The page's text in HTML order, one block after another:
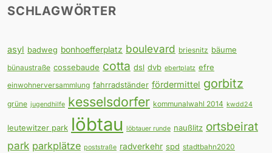
SCHLAGWÖRTER
asyl badweg bonhoefferplatz boulevard briesnitz bäume
bünaustraße cossebaude cotta dsl dvb ebertplatz efre
einwohnerversammlung fahrradständer fördermittel gorbitz
grüne jugendhilfe kesselsdorfer kommunalwahl 2014 kwdd24
leutewitzer park löbtau löbtauer runde naußlitz ortsbeirat
park parkplätze poststraße radverkehr spd stadtbahn2020